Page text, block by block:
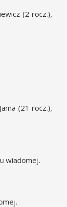
(2 rocz.),
(21 rocz.),
wiadomej.